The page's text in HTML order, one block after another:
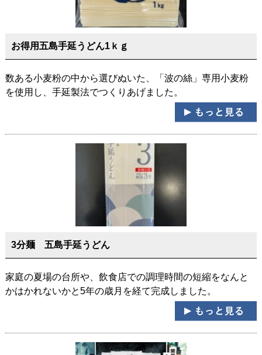
お得用五島手延うどん1ｋｇ
数ある小麦粉の中から選びぬいた、「波の絲」専用小麦粉
を使用し、手延製法でつくりあげました。
3分麺 五島手延うどん
家庭の夏場の台所や、飲食店での調理時間の短縮をなんと
かはかれないかと5年の歳月を経て完成しました。